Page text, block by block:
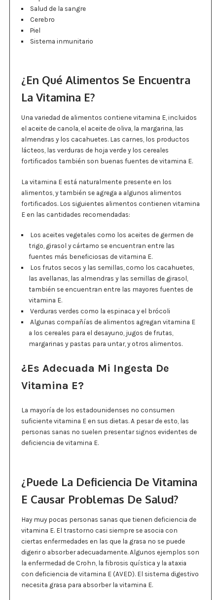
Salud de la sangre
Cerebro
Piel
Sistema inmunitario
¿En Qué Alimentos Se Encuentra
La Vitamina E?
Una variedad de alimentos contiene vitamina E, incluidos
el aceite de canola, el aceite de oliva, la margarina, las
almendras y los cacahuetes. Las carnes, los productos
lácteos, las verduras de hoja verde y los cereales
fortificados también son buenas fuentes de vitamina E.
La vitamina E está naturalmente presente en los
alimentos, y también se agrega a algunos alimentos
fortificados. Los siguientes alimentos contienen vitamina
E en las cantidades recomendadas:
Los aceites vegetales como los aceites de germen de
trigo, girasol y cártamo se encuentran entre las
fuentes más beneficiosas de vitamina E.
Los frutos secos y las semillas, como los cacahuetes,
las avellanas, las almendras y las semillas de girasol,
también se encuentran entre las mayores fuentes de
vitamina E.
Verduras verdes como la espinaca y el brócoli
Algunas compañías de alimentos agregan vitamina E
a los cereales para el desayuno, jugos de frutas,
margarinas y pastas para untar, y otros alimentos.
¿Es Adecuada Mi Ingesta De
Vitamina E?
La mayoría de los estadounidenses no consumen
suficiente vitamina E en sus dietas. A pesar de esto, las
personas sanas no suelen presentar signos evidentes de
deficiencia de vitamina E.
¿Puede La Deficiencia De Vitamina
E Causar Problemas De Salud?
Hay muy pocas personas sanas que tienen deficiencia de
vitamina E. El trastorno casi siempre se asocia con
ciertas enfermedades en las que la grasa no se puede
digerir o absorber adecuadamente. Algunos ejemplos son
la enfermedad de Crohn, la fibrosis quística y la ataxia
con deficiencia de vitamina E (AVED). El sistema digestivo
necesita grasa para absorber la vitamina E.